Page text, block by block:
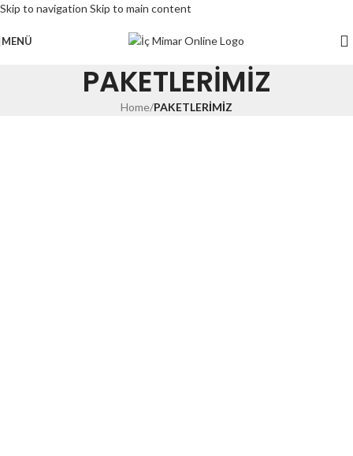
Skip to navigation Skip to main content
MENÜ
PAKETLERİMİZ
Home/PAKETLERİMİZ